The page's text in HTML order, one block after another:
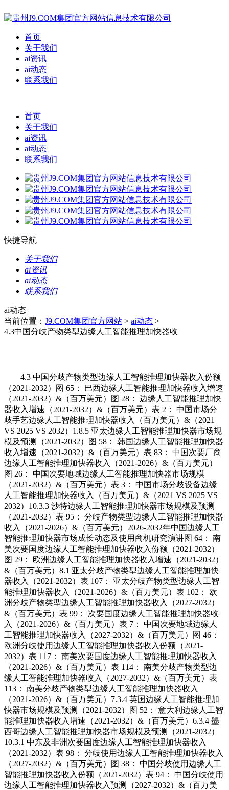
首页
关于我们
ai资讯
ai动态
联系我们
首页
关于我们
ai资讯
ai动态
联系我们
快捷导航
关于我们
ai资讯
ai动态
联系我们
ai动态
当前位置： J9.COM集团官方网站 > ai动态 >
4.3中国分歧产物类型边缘人工智能推理加快器收
4.3 中国分歧产物类型边缘人工智能推理加快器收入份额
（2021-2032）图 65： 巴西边缘人工智能推理加快器收入增速
（2021-2032）&（百万美元）图 28： 边缘人工智能推理加快
器收入增速（2021-2032）&（百万美元）表 2： 中国市场分
歧手艺边缘人工智能推理加快器收入（百万美元）&（2021
VS 2025 VS 2032）1.8.5 亚太边缘人工智能推理加快器市场规
模及预测（2021-2032）图 58： 韩国边缘人工智能推理加快器
收入增速（2021-2032）&（百万美元）表 83： 中国次要厂商
边缘人工智能推理加快器收入（2021-2026）&（百万美元）
图 26： 中国次要地域边缘人工智能推理加快器市场规模
（2021-2032）&（百万美元）表 3： 中国市场分歧设备边缘
人工智能推理加快器收入（百万美元）&（2021 VS 2025 VS
2032）10.3.3 沙特边缘人工智能推理加快器市场规模及预测
（2021-2032）表 95： 分歧产物类型边缘人工智能推理加快器
收入（2021-2026）&（百万美元）2026-2032年中国边缘人工
智能推理加快器市场成长动态及使用商机研究演讲图 64： 南
美次要国度边缘人工智能推理加快器收入份额（2021-2032）
图 29： 欧洲边缘人工智能推理加快器收入增速（2021-2032）
&（百万美元）8.1 亚太分歧产物类型边缘人工智能推理加快
器收入（2021-2032）表 107： 亚太分歧产物类型边缘人工智
能推理加快器收入（2021-2026）&（百万美元）表 102： 欧
洲分歧产物类型边缘人工智能推理加快器收入（2027-2032）
&（百万美元）表 99： 次要国度边缘人工智能推理加快器收
入（2021-2026）&（百万美元）表 7： 中国次要地域边缘人
工智能推理加快器收入（2027-2032）&（百万美元）图 46：
欧洲分歧使用边缘人工智能推理加快器收入份额（2021-
2032）表 117： 南美次要国度边缘人工智能推理加快器收入
（2021-2026）&（百万美元）表 114： 南美分歧产物类型边
缘人工智能推理加快器收入（2027-2032）&（百万美元）表
113： 南美分歧产物类型边缘人工智能推理加快器收入
（2021-2026）&（百万美元）7.3.4 英国边缘人工智能推理加
快器市场规模及预测（2021-2032）图 52： 意大利边缘人工智
能推理加快器收入增速（2021-2032）&（百万美元）6.3.4 墨
西哥边缘人工智能推理加快器市场规模及预测（2021-2032）
10.3.1 中东及非洲次要国度边缘人工智能推理加快器收入
（2021-2032）表 98： 分歧使用边缘人工智能推理加快器收入
（2027-2032）&（百万美元）图 38： 中国分歧使用边缘人工
智能推理加快器收入份额（2021-2032）表 94： 中国分歧使用
边缘人工智能推理加快器收入预测（2027-2032）&（百万美